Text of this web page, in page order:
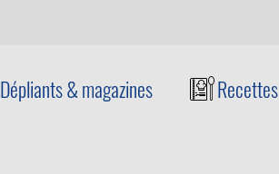
Dépliants & magazines
Recettes